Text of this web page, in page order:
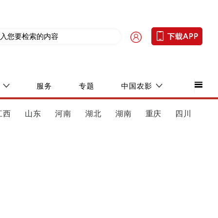
服务 专题 中国农影
西 山东 河南 湖北 湖南 重庆 四川